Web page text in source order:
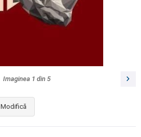
Imaginea 1 din 5
Modifică